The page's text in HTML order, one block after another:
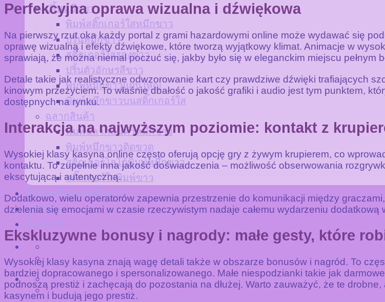
ปริ้นหมึกขาว
พิมพ์สติ๊กเกอร์ใสหมึกขาว
ปริ้นหมึกขาว
สติ๊กเกอร์ใสรองขาว
ปริ้นตัวอักษรสีขาว
พิมพ์หมึกขาวแผ่นใหญ่
พิมพ์หมึกขาวบนสติ๊กเกอร์ใส
ฉลากสินค้า
พิมพ์ฉลากสินค้าหมึกขาว
พิมพ์หมึกขาวติดขวด
สติ๊กเกอร์โลโก้พิมพ์หมึกขาว
สติ๊กเกอร์ใสพิมพ์ขาว
ขั้นตอนสั่งพิมพ์หมึกขาว
บทความ
Perfekcyjna oprawa wizualna i dźwiękowa
Na pierwszy rzut oka każdy portal z grami hazardowymi online może wydawać się
oprawę wizualną i efekty dźwiękowe, które tworzą wyjątkowy klimat. Animacje w
sprawiają, że można niemal poczuć się, jakby było się w eleganckim miejscu pełnym
Detale takie jak realistyczne odwzorowanie kart czy prawdziwe dźwięki trafiających
kinowym przeżyciem. To właśnie dbałość o jakość grafiki i audio jest tym punktem,
dostępnych na rynku.
Interakcja na najwyższym poziomie: kontakt z
Wysokiej klasy kasyna online często oferują opcję gry z żywym krupierem, co
kontaktu. To zupełnie inna jakość doświadczenia – możliwość obserwowania
ekscytującą i autentyczną.
Dodatkowo, wielu operatorów zapewnia przestrzenie do komunikacji między
dzielenia się emocjami w czasie rzeczywistym nadaje całemu wydarzeniu
Ekskluzywne bonusy i nagrody: małe gesty, które
Wysokiej klasy kasyna znają wagę detali także w obszarze bonusów i nagród. To
bardziej dopracowanego i spersonalizowanego. Małe niespodzianki takie jak
podnoszą prestiż i zachęcają do pozostania na dłużej. Warto zauważyć, że te
kasynem i budują jego prestiż.